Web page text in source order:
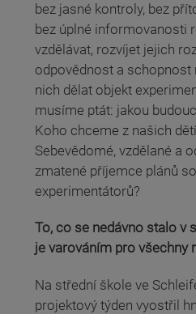
bez jasné kontroly, bez
bez úplné informovanosti
vzdělávat, rozvíjet jejich
odpovědnost a schopnost
nich dělat objekt
musíme ptát: jakou
Koho chceme z našich
Sebevědomé, vzdělané a
zmatené příjemce plánů
experimentátorů?
To, co se nedávno stalo v
je varováním pro všechny
Na střední škole ve
projektový týden vyostřil